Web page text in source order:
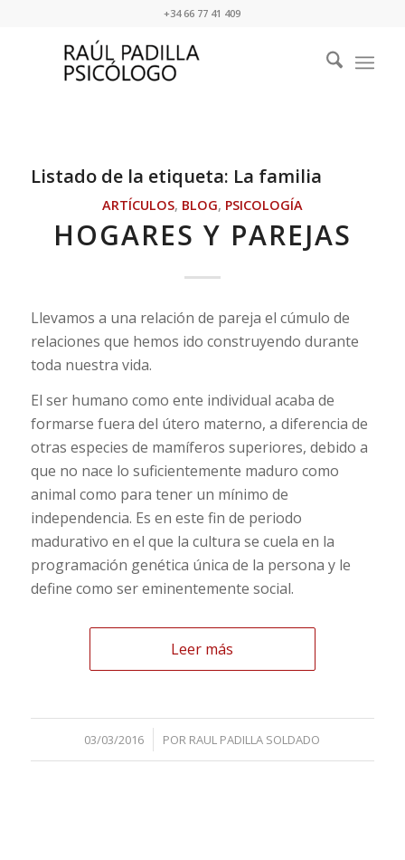
+34 66 77 41 409
Listado de la etiqueta: La familia
ARTÍCULOS, BLOG, PSICOLOGÍA
HOGARES Y PAREJAS
Llevamos a una relación de pareja el cúmulo de
relaciones que hemos ido construyendo durante
toda nuestra vida.
El ser humano como ente individual acaba de
formarse fuera del útero materno, a diferencia de
otras especies de mamíferos superiores, debido a
que no nace lo suficientemente maduro como
animal como para tener un mínimo de
independencia. Es en este fin de periodo
madurativo en el que la cultura se cuela en la
programación genética única de la persona y le
define como ser eminentemente social.
Leer más
03/03/2016
/ POR RAUL PADILLA SOLDADO